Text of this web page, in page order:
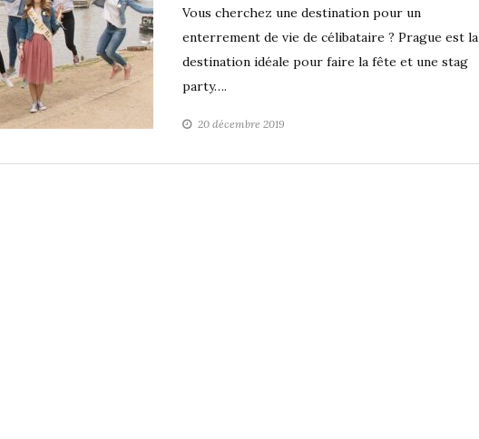
Vous cherchez une destination pour un
enterrement de vie de célibataire ? Prague est la
destination idéale pour faire la fête et une stag
party….
20 décembre 2019